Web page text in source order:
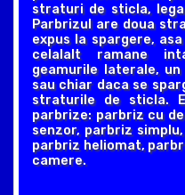
straturi de sticla,
Parbrizul are doua
expus la spargere,
celalalt ramane
geamurile laterale,
sau chiar daca se
straturile de sticla.
parbrize: parbriz cu
senzor, parbriz
parbriz heliomat,
camere.